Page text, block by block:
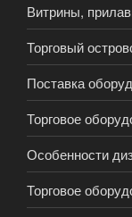
Витрины,
Торговый
Поставка
Торговое
Особенности
Торговое